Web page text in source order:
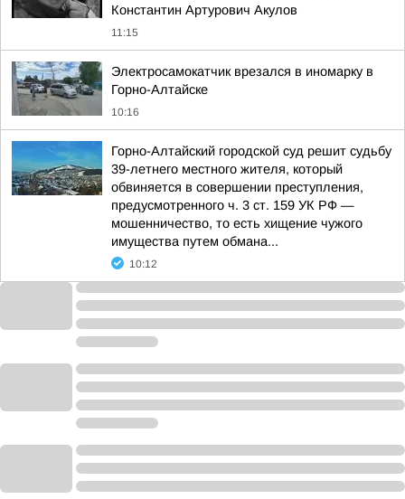
Константин Артурович Акулов
11:15
Электросамокатчик врезался в иномарку в
Горно-Алтайске
10:16
Горно-Алтайский городской суд решит судьбу
39-летнего местного жителя, который
обвиняется в совершении преступления,
предусмотренного ч. 3 ст. 159 УК РФ —
мошенничество, то есть хищение чужого
имущества путем обмана...
10:12